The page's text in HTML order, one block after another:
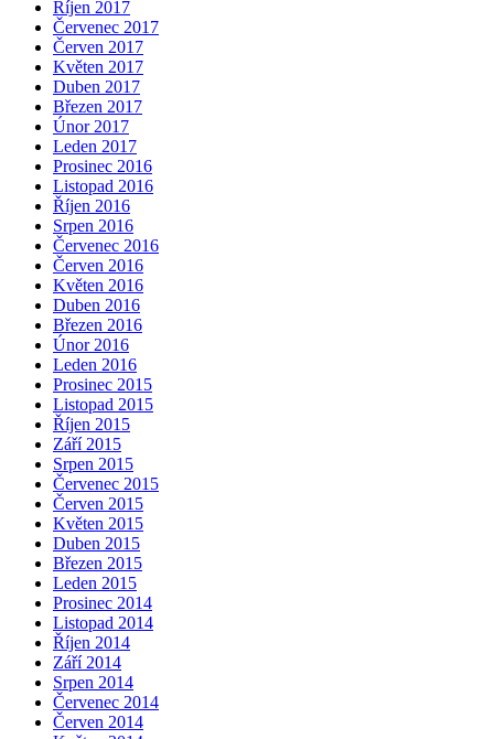
Říjen 2017
Červenec 2017
Červen 2017
Květen 2017
Duben 2017
Březen 2017
Únor 2017
Leden 2017
Prosinec 2016
Listopad 2016
Říjen 2016
Srpen 2016
Červenec 2016
Červen 2016
Květen 2016
Duben 2016
Březen 2016
Únor 2016
Leden 2016
Prosinec 2015
Listopad 2015
Říjen 2015
Září 2015
Srpen 2015
Červenec 2015
Červen 2015
Květen 2015
Duben 2015
Březen 2015
Leden 2015
Prosinec 2014
Listopad 2014
Říjen 2014
Září 2014
Srpen 2014
Červenec 2014
Červen 2014